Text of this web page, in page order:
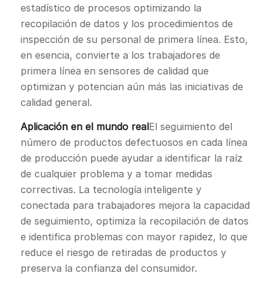
estadístico de procesos optimizando la
recopilación de datos y los procedimientos de
inspección de su personal de primera línea. Esto,
en esencia, convierte a los trabajadores de
primera línea en sensores de calidad que
optimizan y potencian aún más las iniciativas de
calidad general.
Aplicación en el mundo realEl seguimiento del
número de productos defectuosos en cada línea
de producción puede ayudar a identificar la raíz
de cualquier problema y a tomar medidas
correctivas. La tecnología inteligente y
conectada para trabajadores mejora la capacidad
de seguimiento, optimiza la recopilación de datos
e identifica problemas con mayor rapidez, lo que
reduce el riesgo de retiradas de productos y
preserva la confianza del consumidor.